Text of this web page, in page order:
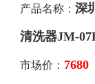
产品名称： 深
清洗器JM-
市场价： 7680